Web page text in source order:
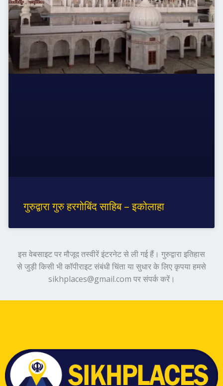
गुरुद्वारा गुरु हरगोबिंद साहिब – इकोलाहा
इस वेबसाइट पर मौजूद तस्वीरें इंटरनेट से ली गई हैं। गुरुद्वारा इतिहास
से जुड़ी किसी भी कॉपीराइट संबंधी चिंता या सुधार के लिए कृपया हमसे
sikhplaces@gmail.com पर संपर्क करें।